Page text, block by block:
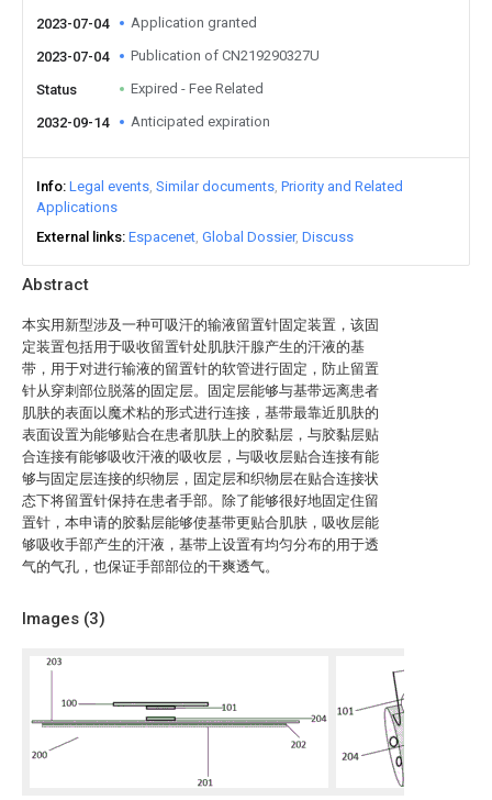
Abstract
本实用新型涉及一种可吸汗的输液留置针固定装置，该固
定装置包括用于吸收留置针处肌肤汗腺产生的汗液的基
带，用于对进行输液的留置针的软管进行固定，防止留置
针从穿刺部位脱落的固定层。固定层能够与基带远离患者
肌肤的表面以魔术粘的形式进行连接，基带最靠近肌肤的
表面设置为能够贴合在患者肌肤上的胶黏层，与胶黏层贴
合连接有能够吸收汗液的吸收层，与吸收层贴合连接有能
够与固定层连接的织物层，固定层和织物层在贴合连接状
态下将留置针保持在患者手部。除了能够很好地固定住留
置针，本申请的胶黏层能够使基带更贴合肌肤，吸收层能
够吸收手部产生的汗液，基带上设置有均匀分布的用于透
气的气孔，也保证手部部位的干爽透气。
Images (3)
2023-07-04 Application granted
2023-07-04 Publication of CN219290327U
Status Expired - Fee Related
2032-09-14 Anticipated expiration
Info Legal events Similar documents Priority and Related
Applications
External links Espacenet Global Dossier Discuss